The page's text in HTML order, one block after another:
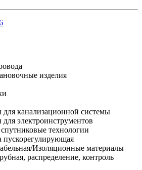
изделия
для канализационной системы
для электроинструментов
технологии
пускорегулирующая
Изоляционные материалы
распределение, контроль